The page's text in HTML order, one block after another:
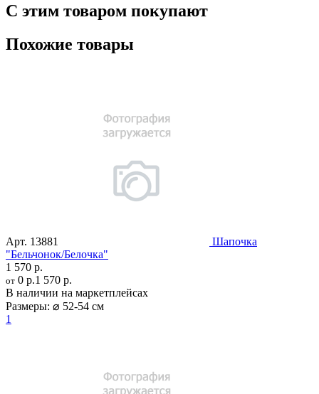
С этим товаром покупают
Похожие товары
Арт. 13881
Шапочка
"Бельчонок/Белочка"
1 570 р.
от 0 р.1 570 р.
В наличии на маркетплейсах
Размеры: ⌀ 52-54 см
1